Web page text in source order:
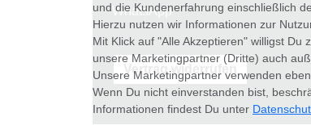
WhatsApp
Vertrag widerrufen
und die Kundenerfahrung einschließlich
Hierzu nutzen wir Informationen zur
Mit Klick auf "Alle Akzeptieren" willigst
unsere Marketingpartner (Dritte) auch
Unsere Marketingpartner verwenden
Wenn Du nicht einverstanden bist,
Informationen findest Du unter